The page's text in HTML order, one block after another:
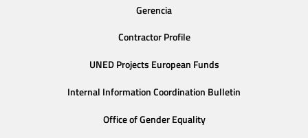
Gerencia
Contractor Profile
UNED Projects European Funds
Internal Information Coordination Bulletin
Office of Gender Equality